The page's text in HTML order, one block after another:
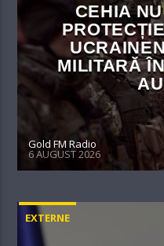
CEHIA
MILITARĂ
Gold FM Radio
6 AUGUST 2026
EXTERNE